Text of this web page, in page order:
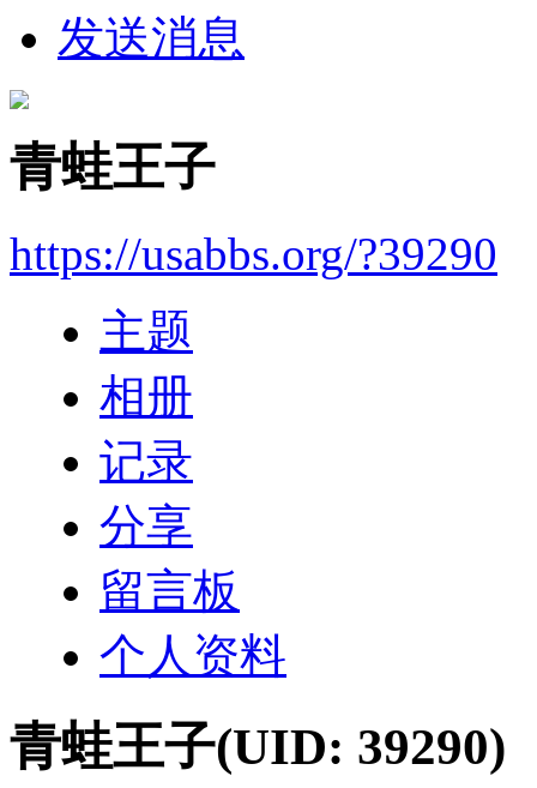
发送消息
青蛙王子
https://usabbs.org/?39290
主题
相册
记录
分享
留言板
个人资料
青蛙王子(UID: 39290)